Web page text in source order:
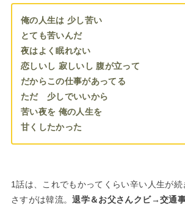
俺の人生は 少し苦い
とても苦いんだ
夜はよく眠れない
恋しいし 寂しいし 腹が立って
だからこの仕事があってる
ただ 少しでいいから
苦い夜を 俺の人生を
甘くしたかった
1話は、これでもかってくらい辛い人生が続
さすがは韓流。退学＆お父さんクビ→交通